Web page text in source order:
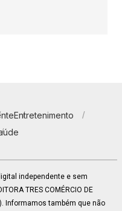
Entretenimento
independente e sem
TRES COMÉRCIO DE
Informamos também que não